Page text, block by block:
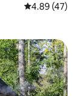
平均评分
4.89 (47)